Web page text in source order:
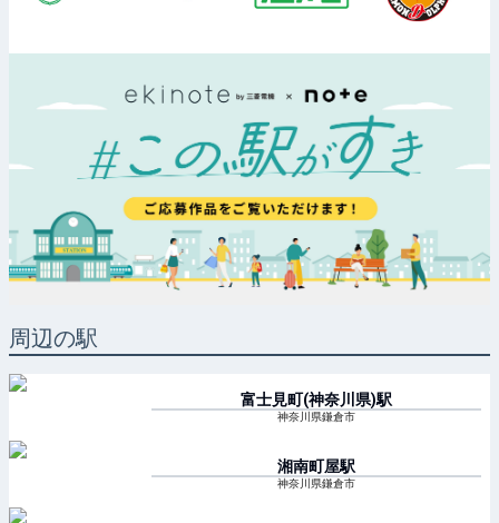
周辺の駅
富士見町(神奈川県)駅
神奈川県鎌倉市
湘南町屋駅
神奈川県鎌倉市